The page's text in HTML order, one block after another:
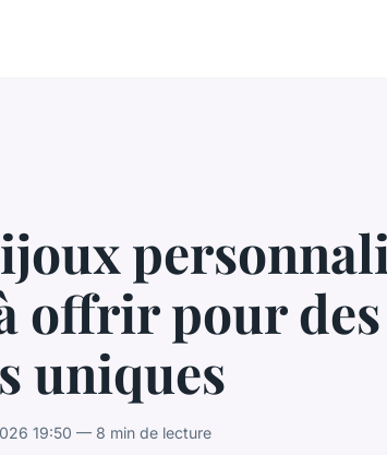
offrir pour des
uniques
19:50 — 8 min de lecture